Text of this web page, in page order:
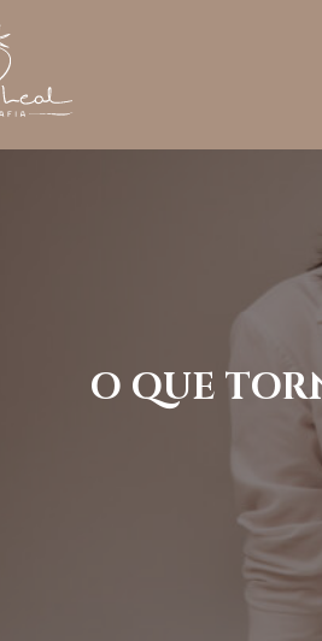
O QUE